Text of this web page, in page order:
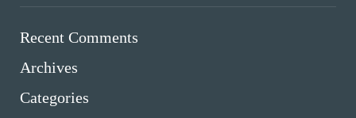
Recent Comments
Archives
Categories